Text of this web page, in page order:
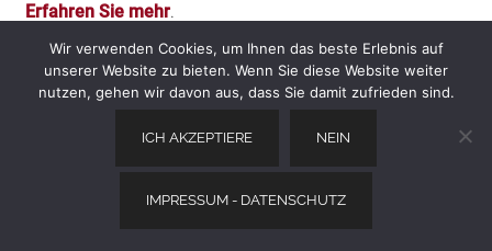
Erfahren Sie mehr.
Porto Moniz
Wir verwenden Cookies, um Ihnen das beste Erlebnis auf
unserer Website zu bieten. Wenn Sie diese Website weiter
nutzen, gehen wir davon aus, dass Sie damit zufrieden sind.
ICH AKZEPTIERE NEIN
IMPRESSUM - DATENSCHUTZ